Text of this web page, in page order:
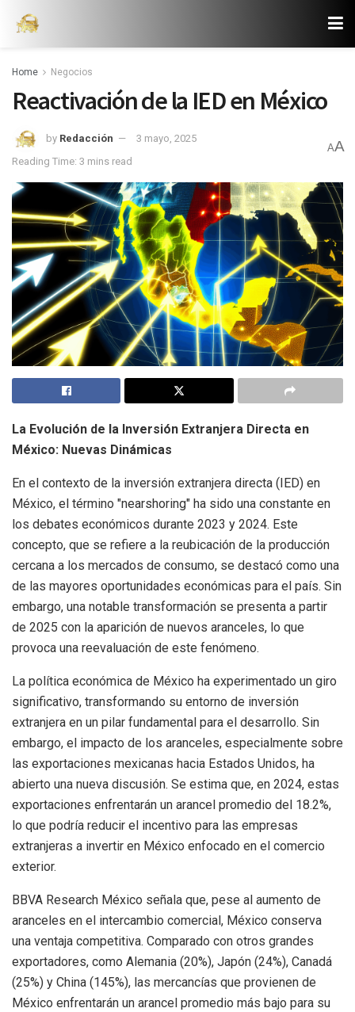
Home Negocios
Reactivación de la IED en México
by Redacción
3 mayo, 2025
Reading Time: 3 mins read
AA
La Evolución de la Inversión Extranjera Directa en
México: Nuevas Dinámicas
En el contexto de la inversión extranjera directa (IED) en
México, el término "nearshoring" ha sido una constante en
los debates económicos durante 2023 y 2024. Este
concepto, que se refiere a la reubicación de la producción
cercana a los mercados de consumo, se destacó como una
de las mayores oportunidades económicas para el país. Sin
embargo, una notable transformación se presenta a partir
de 2025 con la aparición de nuevos aranceles, lo que
provoca una reevaluación de este fenómeno.
La política económica de México ha experimentado un giro
significativo, transformando su entorno de inversión
extranjera en un pilar fundamental para el desarrollo. Sin
embargo, el impacto de los aranceles, especialmente sobre
las exportaciones mexicanas hacia Estados Unidos, ha
abierto una nueva discusión. Se estima que, en 2024, estas
exportaciones enfrentarán un arancel promedio del 18.2%,
lo que podría reducir el incentivo para las empresas
extranjeras a invertir en México enfocado en el comercio
exterior.
BBVA Research México señala que, pese al aumento de
aranceles en el intercambio comercial, México conserva
una ventaja competitiva. Comparado con otros grandes
exportadores, como Alemania (20%), Japón (24%), Canadá
(25%) y China (145%), las mercancías que provienen de
México enfrentarán un arancel promedio más bajo para su